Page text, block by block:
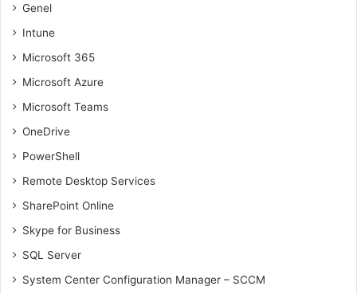
Genel
Intune
Microsoft 365
Microsoft Azure
Microsoft Teams
OneDrive
PowerShell
Remote Desktop Services
SharePoint Online
Skype for Business
SQL Server
System Center Configuration Manager – SCCM